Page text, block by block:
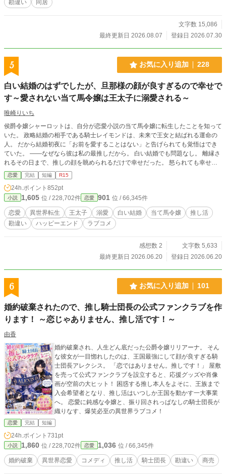
勘違い
同居
文字数 15,086
最終更新日 2026.08.07
登録日 2026.07.30
5 お気に入り追加 228
白い結婚のはずでしたが、旦那様の顔が良すぎるので幸せで
す～愛されない当て馬令嬢は王太子に溺愛される～
唯崎りいち
侯爵令嬢シャーロットは、自分が恋愛小説の当て馬令嬢に転生したことを知って
いた。 政略結婚の相手である騎士レイモンドは、未来で王女と結ばれる運命の
人。 だから結婚初夜に「お前を愛することはない」と告げられても覚悟はでき
ていた。 ――なぜなら彼は私の最推しだから。 白い結婚でも問題なし。 離縁さ
れるその日まで、推しの顔を眺められるだけで幸せだった。 怒られても幸せ。
睨まれても幸せ。 今日も王宮で旦那様を見守る推し活に励んでいたら、なぜか
王太子フィリップに勘違いされてしまう。 「君は傷ついているんだろう？」
「いいえ、旦那様の顔が良いだけです！」 そう答えたはずなのに、なぜか王太
子から求婚されて――！？ 愛されない運命だった当て馬令嬢が、本当の愛を知
るまでの勘違いラブコメディ。
恋愛 完結 短編 R15
24h.ポイント 852pt
小説 1,605 位 / 228,702件 恋愛 901 位 / 66,345件
恋愛 異世界転生 王太子 溺愛 白い結婚 当て馬令嬢
推し活
勘違い
ハッピーエンド ラブコメ
感想数 2
文字数 5,633
最終更新日 2026.06.20
登録日 2026.06.20
6 お気に入り追加 101
婚約破棄されたので、推し騎士団長の公式ファンクラブを作
ります！ ～恋じゃありません、推し活です！～
由香
婚約破棄され、人生どん底だった公爵令嬢リリアーナ。 そん
な彼女が一目惚れしたのは、王国最強にして顔が良すぎる騎
士団長アレクシス。 「恋ではありません。推しです！」 屋敷
を売って公式ファンクラブを設立すると、応援グッズや肖像
画が空前の大ヒット！ 困惑する推し本人をよそに、王族まで
入会希望者となり、推し活はいつしか王国を動かす一大事業
へ。 恋愛に鈍感な令嬢と、振り回されっぱなしの騎士団長が
織りなす、爆笑必至の異世界ラブコメ！
恋愛 完結 短編
24h.ポイント 731pt
小説 1,860 位 / 228,702件 恋愛 1,036 位 / 66,345件
婚約破棄 異世界恋愛 コメディ 推し活 騎士団長 勘違い 商売